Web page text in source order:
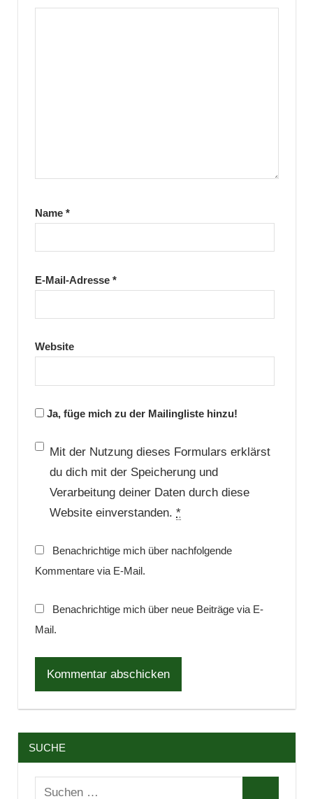
Name *
E-Mail-Adresse *
Website
Ja, füge mich zu der Mailingliste hinzu!
Mit der Nutzung dieses Formulars erklärst
du dich mit der Speicherung und
Verarbeitung deiner Daten durch diese
Website einverstanden. *
Benachrichtige mich über nachfolgende
Kommentare via E-Mail.
Benachrichtige mich über neue Beiträge via E-
Mail.
SUCHE
Suchen